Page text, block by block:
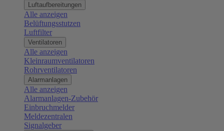
Luftaufbereitungen
Alle anzeigen
Belüftungsstutzen
Luftfilter
Ventilatoren
Alle anzeigen
Kleinraumventilatoren
Rohrventilatoren
Alarmanlagen
Alle anzeigen
Alarmanlagen-Zubehör
Einbruchmelder
Meldezentralen
Signalgeber